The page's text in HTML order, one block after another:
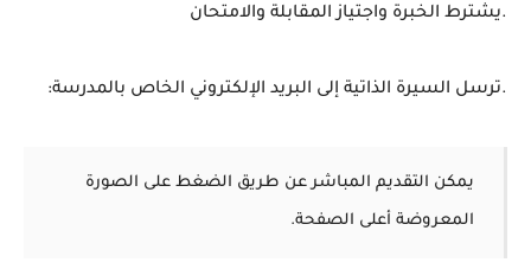
.يشترط الخبرة واجتياز المقابلة والامتحان
.ترسل السيرة الذاتية إلى البريد الإلكتروني الخاص بالمدرسة:
يمكن التقديم المباشر عن طريق الضغط على الصورة
المعروضة أعلى الصفحة.